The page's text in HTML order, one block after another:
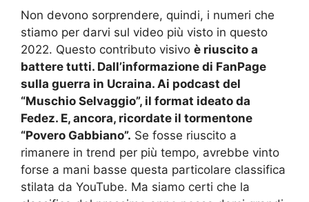
Non devono sorprendere, quindi, i numeri che
stiamo per darvi sul video più visto in questo
2022. Questo contributo visivo è riuscito a
battere tutti. Dall’informazione di FanPage
sulla guerra in Ucraina. Ai podcast del
“Muschio Selvaggio”, il format ideato da
Fedez. E, ancora, ricordate il tormentone
“Povero Gabbiano”. Se fosse riuscito a
rimanere in trend per più tempo, avrebbe vinto
forse a mani basse questa particolare classifica
stilata da YouTube. Ma siamo certi che la